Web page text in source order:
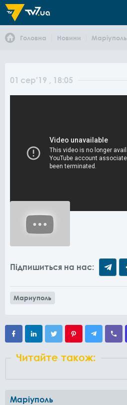
Головна Новини Маріуполь
01 сер'19 , 18:05
Підпишиться на нас:
Мариуполь
Читайте також:
Маріуполь